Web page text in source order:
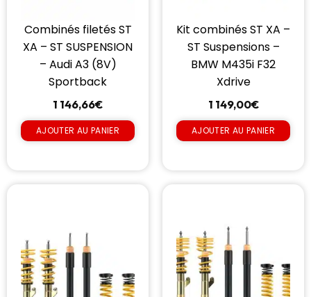
Combinés filetés ST
XA – ST SUSPENSION
– Audi A3 (8V)
Sportback
1 146,66€
AJOUTER AU PANIER
Kit combinés ST XA –
ST Suspensions –
BMW M435i F32
Xdrive
1 149,00€
AJOUTER AU PANIER